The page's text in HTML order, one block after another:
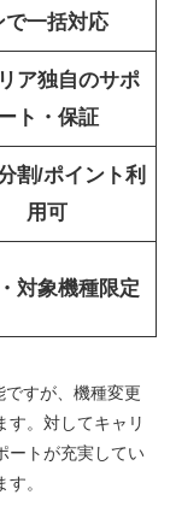
で一括対応
ア独自のサポ
ト・保証
割/ポイント利
用可
対象機種限定
すが、機種変更
す。対してキャリ
ートが充実してい
。